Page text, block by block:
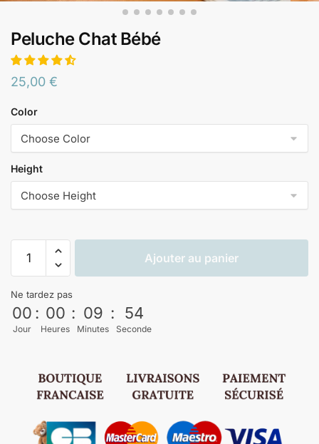
Peluche Chat Bébé
25,00 €
Color
Height
Ajouter au panier
Ne tardez pas
00
Jour
: 00
Heures
: 09
Minutes
: 53
Seconde